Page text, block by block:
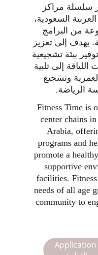
سلسلة مراكز
السعودية،
من البرامج
يهدف إلى تعزيز
بيئة تشجيعية
إلى تلبية
وتشجيع
الرياضة.
Fitness Time is
center chains
Arabia,
programs and
promote a
supportive
facilities.
needs of all age
community to
Application